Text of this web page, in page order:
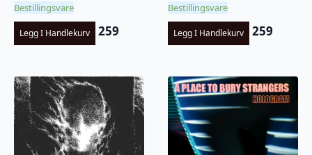
Bestillingsvare
Legg I Handlekurv 259
Bestillingsvare
Legg I Handlekurv 259